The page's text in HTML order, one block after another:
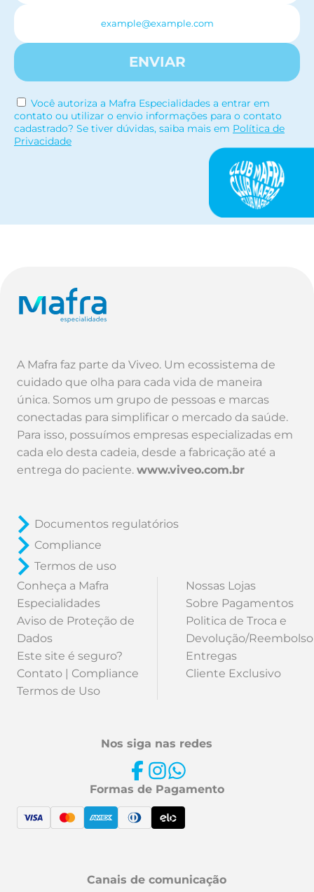
ENVIAR
Você autoriza a Mafra Especialidades a entrar em
contato ou utilizar o envio informações para o contato
cadastrado? Se tiver dúvidas, saiba mais em Política de
Privacidade
A Mafra faz parte da Viveo. Um ecossistema de
cuidado que olha para cada vida de maneira
única. Somos um grupo de pessoas e marcas
conectadas para simplificar o mercado da saúde.
Para isso, possuímos empresas especializadas em
cada elo desta cadeia, desde a fabricação até a
entrega do paciente.www.viveo.com.br
Documentos regulatórios
Compliance
Termos de uso
Conheça a Mafra
Especialidades
Aviso de Proteção de
Dados
Este site é seguro?
Contato | Compliance
Termos de Uso
Nossas Lojas
Sobre Pagamentos
Politica de Troca e
Devolução/Reembolso
Entregas
Cliente Exclusivo
Nos siga nas redes
Formas de Pagamento
Canais de comunicação